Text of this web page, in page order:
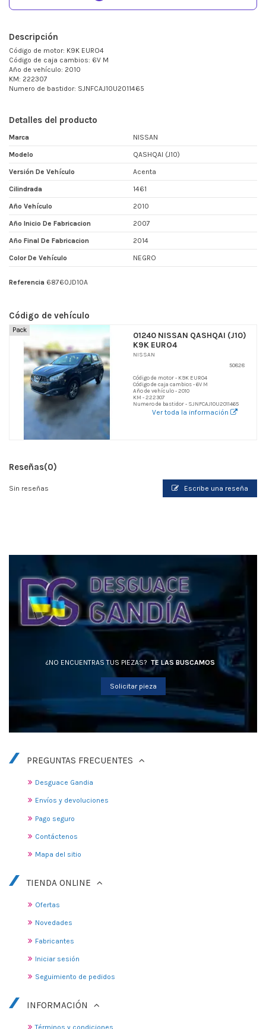
Descripción
Código de motor: K9K EURO4
Código de caja cambios: 6V M
Año de vehículo: 2010
KM: 222307
Numero de bastidor: SJNFCAJ10U2011465
Detalles del producto
Marca NISSAN
Modelo QASHQAI (J10)
Versión De Vehículo Acenta
Cilindrada 1461
Año Vehículo 2010
Año Inicio De Fabricacion 2007
Año Final De Fabricacion 2014
Color De Vehículo NEGRO
Referencia 68760JD10A
Código de vehículo
Pack
01240 NISSAN QASHQAI (J10)
K9K EURO4
NISSAN
50828
Código de motor - K9K EURO4
Código de caja cambios - 6V M
Año de vehículo - 2010
KM - 222307
Numero de bastidor - SJNFCAJ10U2011465
Ver toda la información
Reseñas(0)
Sin reseñas Escribe una reseña
¿NO ENCUENTRAS TUS PIEZAS? TE LAS BUSCAMOS
Solicitar pieza
PREGUNTAS FRECUENTES
Desguace Gandia
Envíos y devoluciones
Pago seguro
Contáctenos
Mapa del sitio
TIENDA ONLINE
Ofertas
Novedades
Fabricantes
Iniciar sesión
Seguimiento de pedidos
INFORMACIÓN
Términos y condiciones